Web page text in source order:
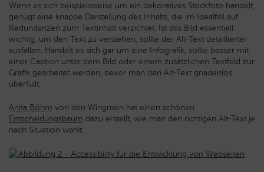
Wenn es sich beispielsweise um ein dekoratives Stockfoto handelt,
genügt eine knappe Darstellung des Inhalts, die im Idealfall auf
Redundanzen zum Textinhalt verzichtet. Ist das Bild essentiell
wichtig, um den Text zu verstehen, sollte der Alt-Text detaillierter
ausfallen. Handelt es sich gar um eine Infografik, sollte besser mit
einer Caption unter dem Bild oder einem zusätzlichen Textfeld zur
Grafik gearbeitet werden, bevor man den Alt-Text gnadenlos
überfüllt.
Anita Böhm von den Wingmen hat einen schönen
Entscheidungsbaum dazu erstellt, wie man den richtigen Alt-Text je
nach Situation wählt: